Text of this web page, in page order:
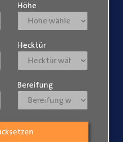
Höhe
Hecktür
Bereifung